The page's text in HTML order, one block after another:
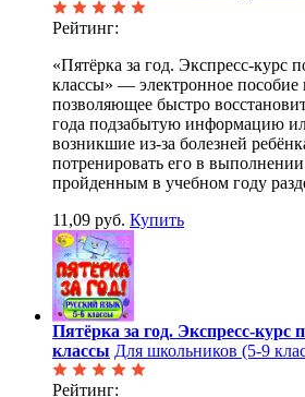
Рейтинг:
«Пятёрка за год. Экспресс-курс
классы» — электронное пособие
позволяющее быстро
года подзабытую информацию
возникшие из-за болезней
потренировать его в
пройденным в учебном году
11,09 руб. Купить
Пятёрка за год. Экспресс-курс
классы Для школьников (5-9
Рейтинг: